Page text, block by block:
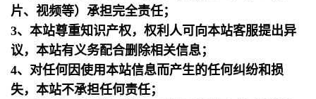
片、视频等）承担完全责任；
3、本站尊重知识产权，权利人可向本站客服提出异
议，本站有义务配合删除相关信息；
4、对任何因使用本站信息而产生的任何纠纷和损
失，本站不承担任何责任；